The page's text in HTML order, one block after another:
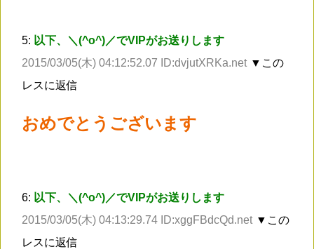
5: 以下、＼(^o^)／でVIPがお送りします
2015/03/05(木) 04:12:52.07 ID:dvjutXRKa.net ▼この
レスに返信
おめでとうございます
6: 以下、＼(^o^)／でVIPがお送りします
2015/03/05(木) 04:13:29.74 ID:xggFBdcQd.net ▼この
レスに返信